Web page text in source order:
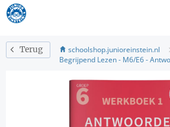
Terug schoolshop.junioreinstein.nl
Begrijpend Lezen - M6/E6 -